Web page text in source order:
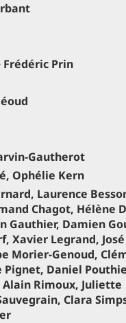
Frédéric Prin
Gautherot
Ophélie Kern
Laurence
Chagot, Hélène
Gauthier, Damien
Xavier Legrand, José
Morier-Genoud,
Daniel
Rimoux, Juliette
Clara